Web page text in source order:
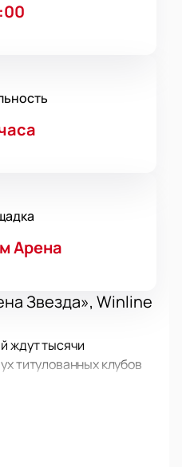
Арена
Звезда», Winline
ждут тысячи
титулованных клубов
и страсти
событий сезона.